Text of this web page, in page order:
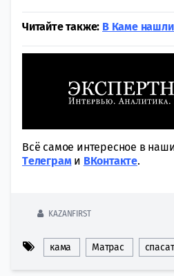
Читайте также: В Каме
Всё самое интересное в
Tелеграми ВКонтакте.
KAZANFIRST
кама Матрас